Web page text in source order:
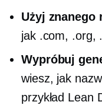
Użyj znanego
jak .com, .org,
Wypróbuj
wiesz, jak
przykład Lean